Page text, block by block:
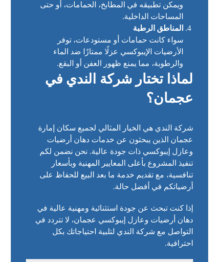
ويمكن تطبيقه في المطابخ، الحمامات، أو حتى
المساحات الداخلية.
المناطق الرطبة
سواء كانت حمامات أو مستودعات، توفر
الأرضيات الإيبوكسي عزلًا ممتازًا ضد الماء
والرطوبة، مما يمنع ظهور العفن أو البقع.
لماذا تختار شركة الندي في
عجمان؟
شركة الندي هي الخيار المثالي لجميع سكان إمارة
عجمان الذين يبحثون عن خدمات دهان أرضيات
وعازل إيبوكسي ذات جودة عالية. نحن نضمن لكم
تنفيذ المشروع بأعلى المعايير المهنية وبأسعار
تنافسية، مع تقديم خدمة ما بعد البيع للحفاظ على
أرضياتكم في أفضل حالة.
إذا كنت تبحث عن جودة استثنائية ومهنية عالية في
دهان أرضيات وعازل إيبوكسي عجمان، لا تتردد في
التواصل مع شركة الندي لتلبية احتياجاتك بكل
احترافية.